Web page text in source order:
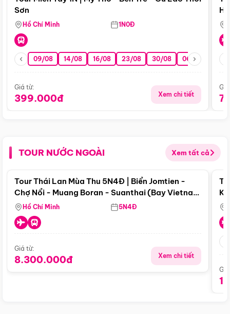
Sơn
Hồ Chí Minh 1N0Đ
09/08 14/08 16/08 23/08 30/08 06/09 13/09
Giá từ:
399.000đ Xem chi tiết
TOUR NƯỚC NGOÀI Xem tất cả
Điểm nổi bật
Tour Thái Lan Mùa Thu 5N4Đ | Biển Jomtien -
Chợ Nổi - Muang Boran - Suanthai (Bay Vietnam
Airlines)
Hồ Chí Minh 5N4Đ
Giá từ:
8.300.000đ Xem chi tiết